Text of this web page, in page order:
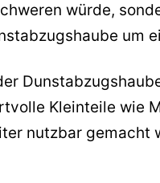
würde,
um
Kleinteile wie
nutzbar gemacht